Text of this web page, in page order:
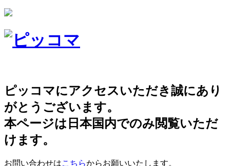
ピッコマにアクセスいただき誠にあり
がとうございます。
本ページは日本国内でのみ閲覧いただ
けます。
お問い合わせはこちらからお願いいたします。